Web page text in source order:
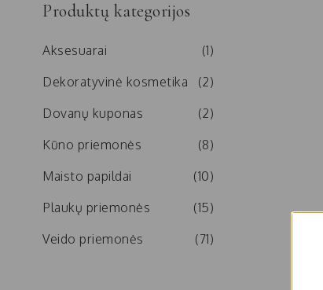
Produktų kategorijos
Aksesuarai
(1)
Dekoratyvinė kosmetika
(2)
Dovanų kuponas
(2)
Kūno priemonės
(8)
Maisto papildai
(10)
Plaukų priemonės
(15)
Veido priemonės
(71)